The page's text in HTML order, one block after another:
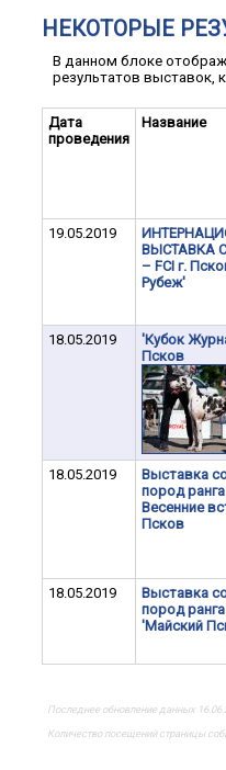
НЕКОТОРЫЕ
В данном блоке
результатов выставок,
Дата
проведения
Название
19.05.2019
ВЫСТАВКА
– FCI г.
Рубеж'
18.05.2019
'Кубок
Псков
18.05.2019
Выставка
пород
Весенние
Псков
18.05.2019
Выставка
пород
'Майский
Последнее обновление данных
Количество посещений страницы